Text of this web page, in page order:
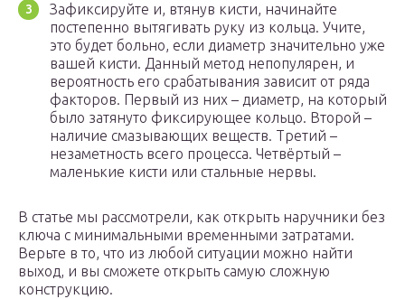
Зафиксируйте и, втянув кисти, начинайте
постепенно вытягивать руку из кольца. Учите,
это будет больно, если диаметр значительно уже
вашей кисти. Данный метод непопулярен, и
вероятность его срабатывания зависит от ряда
факторов. Первый из них – диаметр, на который
было затянуто фиксирующее кольцо. Второй –
наличие смазывающих веществ. Третий –
незаметность всего процесса. Четвёртый –
маленькие кисти или стальные нервы.
В статье мы рассмотрели, как открыть наручники без
ключа с минимальными временными затратами.
Верьте в то, что из любой ситуации можно найти
выход, и вы сможете открыть самую сложную
конструкцию.